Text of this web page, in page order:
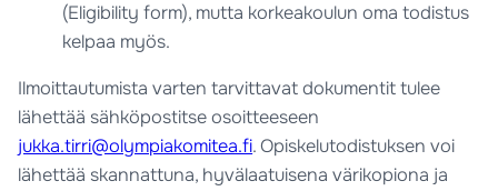
(Eligibility form), mutta korkeakoulun oma todistus
kelpaa myös.
Ilmoittautumista varten tarvittavat dokumentit tulee
lähettää sähköpostitse osoitteeseen
jukka.tirri@olympiakomitea.fi. Opiskelutodistuksen voi
lähettää skannattuna, hyvälaatuisena värikopiona ja